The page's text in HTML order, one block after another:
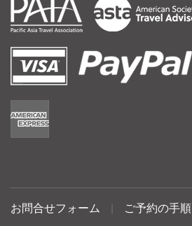
お問合せフォーム ご予約の手順